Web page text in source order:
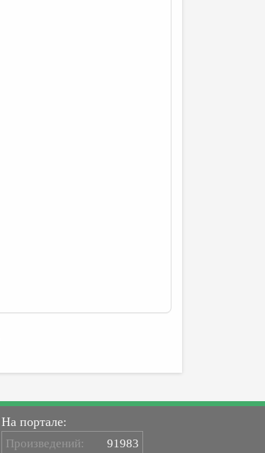
На портале:
Произведений: 91983